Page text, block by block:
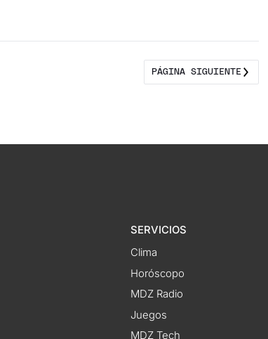
PÁGINA SIGUIENTE
SERVICIOS
Clima
Horóscopo
MDZ Radio
Juegos
MDZ Tech